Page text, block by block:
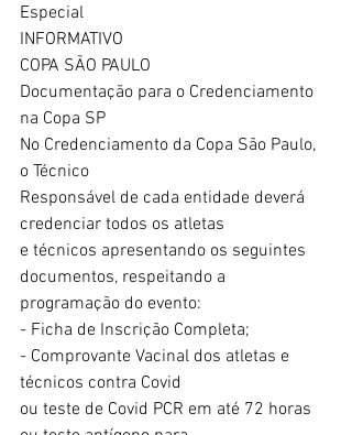
Especial
INFORMATIVO
COPA SÃO PAULO
Documentação para o Credenciamento
na Copa SP
No Credenciamento da Copa São Paulo,
o Técnico
Responsável de cada entidade deverá
credenciar todos os atletas
e técnicos apresentando os seguintes
documentos, respeitando a
programação do evento:
- Ficha de Inscrição Completa;
- Comprovante Vacinal dos atletas e
técnicos contra Covid
ou teste de Covid PCR em até 72 horas